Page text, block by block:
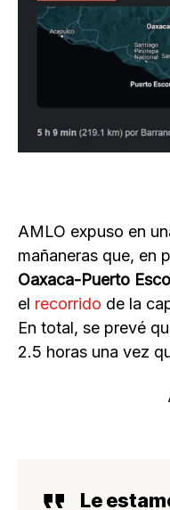
AMLO expuso en
mañaneras que, en
Oaxaca-Puerto
el recorrido de la
En total, se prevé
2.5 horas una vez
Le